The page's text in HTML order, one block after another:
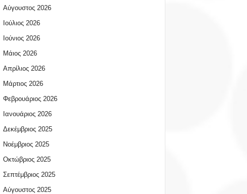
Αύγουστος 2026
Ιούλιος 2026
Ιούνιος 2026
Μάιος 2026
Απρίλιος 2026
Μάρτιος 2026
Φεβρουάριος 2026
Ιανουάριος 2026
Δεκέμβριος 2025
Νοέμβριος 2025
Οκτώβριος 2025
Σεπτέμβριος 2025
Αύγουστος 2025